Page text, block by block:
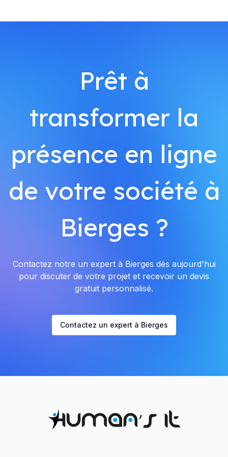
Prêt à
transformer la
présence en ligne
de votre société à
Bierges ?
Contactez notre un expert à Bierges dès aujourd'hui
pour discuter de votre projet et recevoir un devis
gratuit personnalisé.
Contactez un expert à Bierges